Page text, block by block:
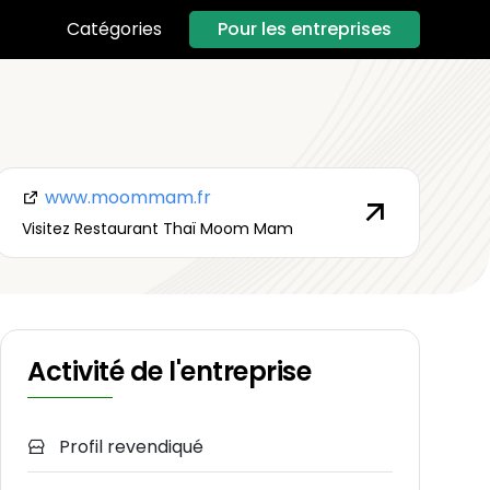
Catégories Pour les entreprises
www.moommam.fr
Visitez Restaurant Thaï Moom Mam
Activité de l'entreprise
Profil revendiqué